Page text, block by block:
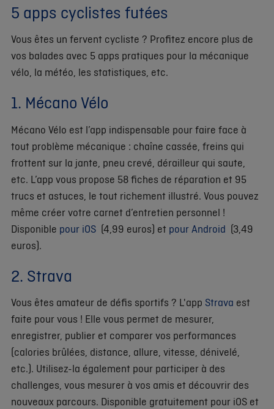
5 apps cyclistes futées
Vous êtes un fervent cycliste ? Profitez encore plus de
vos balades avec 5 apps pratiques pour la mécanique
vélo, la météo, les statistiques, etc.
1. Mécano Vélo
Mécano Vélo est l’app indispensable pour faire face à
tout problème mécanique : chaîne cassée, freins qui
frottent sur la jante, pneu crevé, dérailleur qui saute,
etc. L’app vous propose 58 fiches de réparation et 95
trucs et astuces, le tout richement illustré. Vous pouvez
même créer votre carnet d’entretien personnel !
Disponible pour iOS (4,99 euros) et pour Android (3,49
euros).
2. Strava
Vous êtes amateur de défis sportifs ? L'app Strava est
faite pour vous ! Elle vous permet de mesurer,
enregistrer, publier et comparer vos performances
(calories brûlées, distance, allure, vitesse, dénivelé,
etc.). Utilisez-la également pour participer à des
challenges, vous mesurer à vos amis et découvrir des
nouveaux parcours. Disponible gratuitement pour iOS et